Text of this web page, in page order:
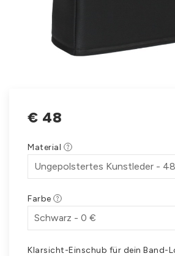
€ 48
Material
Farbe
Klarsicht-Einschub für dein Band-